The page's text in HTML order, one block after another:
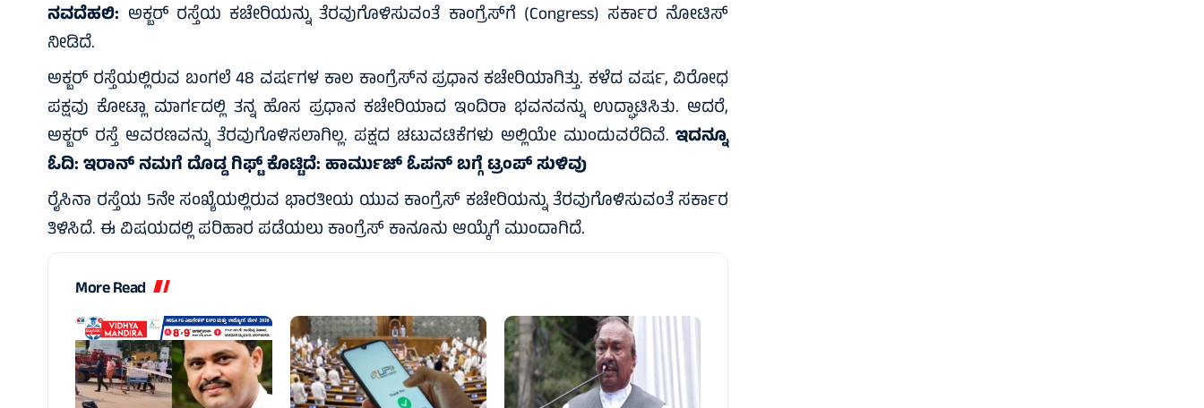
ನವದೆಹಲಿ: ಅಕ್ಬರ್‌ ರಸ್ತೆಯ ಕಚೇರಿಯನ್ನು ತೆರವುಗೊಳಿಸುವಂತೆ ಕಾಂಗ್ರೆಸ್‌ಗೆ (Congress) ಸರ್ಕಾರ ನೋಟಿಸ್
ನೀಡಿದೆ.
ಅಕ್ಬರ್ ರಸ್ತೆಯಲ್ಲಿರುವ ಬಂಗಲೆ 48 ವರ್ಷಗಳ ಕಾಲ ಕಾಂಗ್ರೆಸ್‌ನ ಪ್ರಧಾನ ಕಚೇರಿಯಾಗಿತ್ತು. ಕಳೆದ ವರ್ಷ, ವಿರೋಧ
ಪಕ್ಷವು ಕೋಟ್ಲಾ ಮಾರ್ಗದಲ್ಲಿ ತನ್ನ ಹೊಸ ಪ್ರಧಾನ ಕಚೇರಿಯಾದ ಇಂದಿರಾ ಭವನವನ್ನು ಉದ್ಘಾಟಿಸಿತು. ಆದರೆ,
ಅಕ್ಬರ್ ರಸ್ತೆ ಆವರಣವನ್ನು ತೆರವುಗೊಳಿಸಲಾಗಿಲ್ಲ. ಪಕ್ಷದ ಚಟುವಟಿಕೆಗಳು ಅಲ್ಲಿಯೇ ಮುಂದುವರೆದಿವೆ.ಇದನ್ನೂ
ಓದಿ:ಇರಾನ್‌ ನಮಗೆ ದೊಡ್ಡ ಗಿಫ್ಟ್‌ ಕೊಟ್ಟಿದೆ: ಹಾರ್ಮುಜ್‌ ಓಪನ್‌ ಬಗ್ಗೆ ಟ್ರಂಪ್‌ ಸುಳಿವು
ರೈಸಿನಾ ರಸ್ತೆಯ 5ನೇ ಸಂಖ್ಯೆಯಲ್ಲಿರುವ ಭಾರತೀಯ ಯುವ ಕಾಂಗ್ರೆಸ್ ಕಚೇರಿಯನ್ನು ತೆರವುಗೊಳಿಸುವಂತೆ ಸರ್ಕಾರ
ತಿಳಿಸಿದೆ. ಈ ವಿಷಯದಲ್ಲಿ ಪರಿಹಾರ ಪಡೆಯಲು ಕಾಂಗ್ರೆಸ್ ಕಾನೂನು ಆಯ್ಕೆಗೆ ಮುಂದಾಗಿದೆ.
More Read